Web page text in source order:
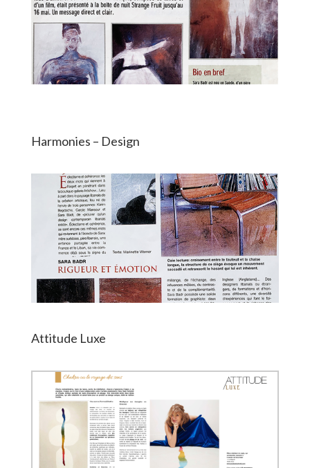
Harmonies – Design
Attitude Luxe